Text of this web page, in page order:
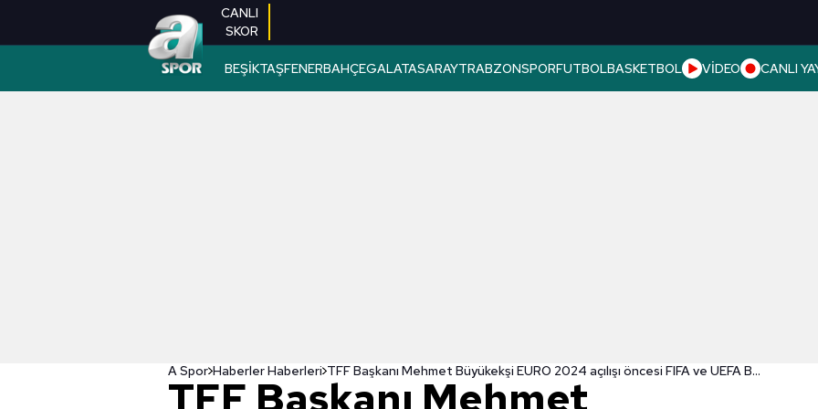
CANLI
SKOR
BEŞİKTAŞFENERBAHÇEGALATASARAYTRABZONSPORFUTBOLBASKETBOL VİDEO CANLI
A Spor Haberler Haberleri TFF Başkanı Mehmet Büyükekşi EURO 2024 açılışı öncesi FIFA ve UEFA Başkanları ile görüştü!
TFF Başkanı Mehmet